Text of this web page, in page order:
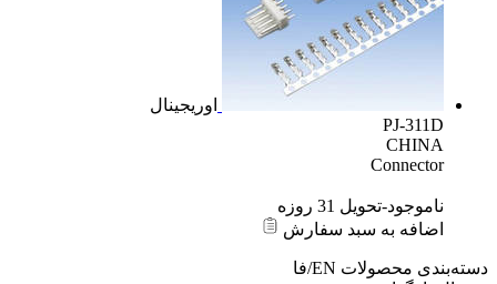
اوریجینال
PJ-311D
CHINA
Connector
ناموجود-تحویل 31 روزه
اضافه به سبد سفارش
دسته‌بندی محصولات EN/فا